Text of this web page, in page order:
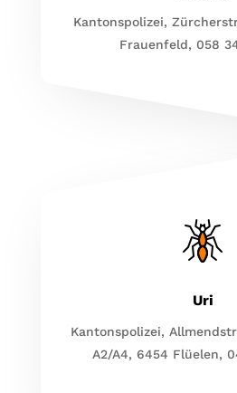
Kantonspolizei,
Frauenfeld, 058
Uri
Kantonspolizei,
A2/A4, 6454 Flüelen,